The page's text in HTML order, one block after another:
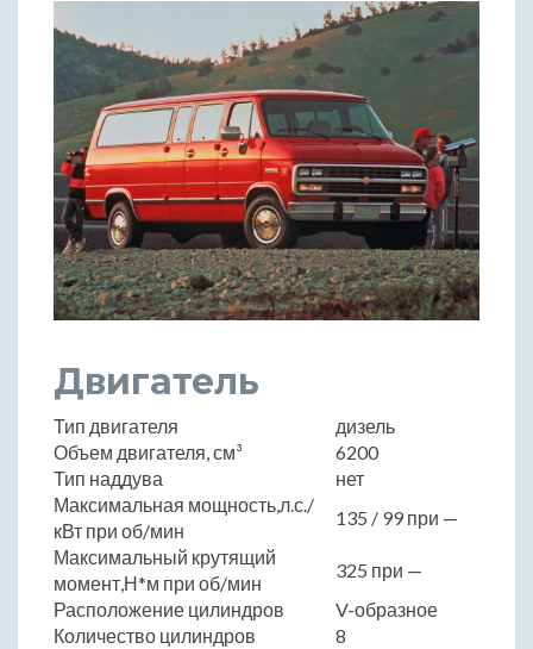
Двигатель
Тип двигателя
дизель
Объем двигателя, см³
6200
Тип наддува
нет
Максимальная мощность,л.с./
кВт при об/мин
135 / 99 при —
Максимальный крутящий
момент,Н*м при об/мин
325 при —
Расположение цилиндров
V-образное
Количество цилиндров
8